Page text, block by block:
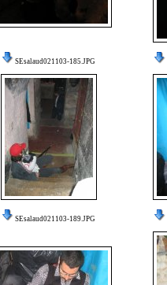
SEsalaud021103-185.JPG
SEsalaud021103-189.JPG